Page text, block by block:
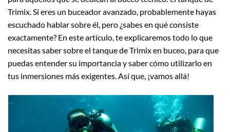
Trimix. Si eres un buceador avanzado, probablemente hayas
escuchado hablar sobre él, pero ¿sabes en qué consiste
exactamente? En este artículo, te explicaremos todo lo que
necesitas saber sobre el tanque de Trimix en buceo, para que
puedas entender su importancia y saber cómo utilizarlo en
tus inmersiones más exigentes. Así que, ¡vamos allá!